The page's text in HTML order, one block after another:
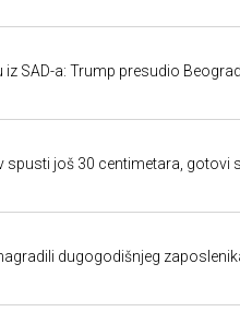
iz SAD-a: Trump presudio
spusti još 30 centimetara, gotovi
dugogodišnjeg